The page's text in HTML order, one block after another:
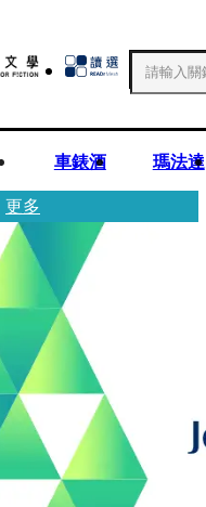
車錶酒 瑪法達
更多